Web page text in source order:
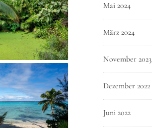
Mai 2024
März 2024
November 2023
Dezember 2022
Juni 2022